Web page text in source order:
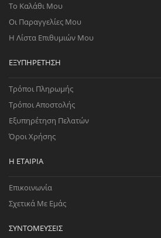
Το Καλάθι Μου
Οι Παραγγελίες Μου
Η Λίστα Επιθυμιών Μου
ΕΞΥΠΗΡΈΤΗΣΗ
Τρόποι Πληρωμής
Τρόποι Αποστολής
Εξυπηρέτηση Πελατών
Όροι Χρήσης
Η ΕΤΑΙΡΊΑ
Επικοινωνία
Σχετικά Με Εμάς
ΣΥΝΤΟΜΕΎΣΕΙΣ